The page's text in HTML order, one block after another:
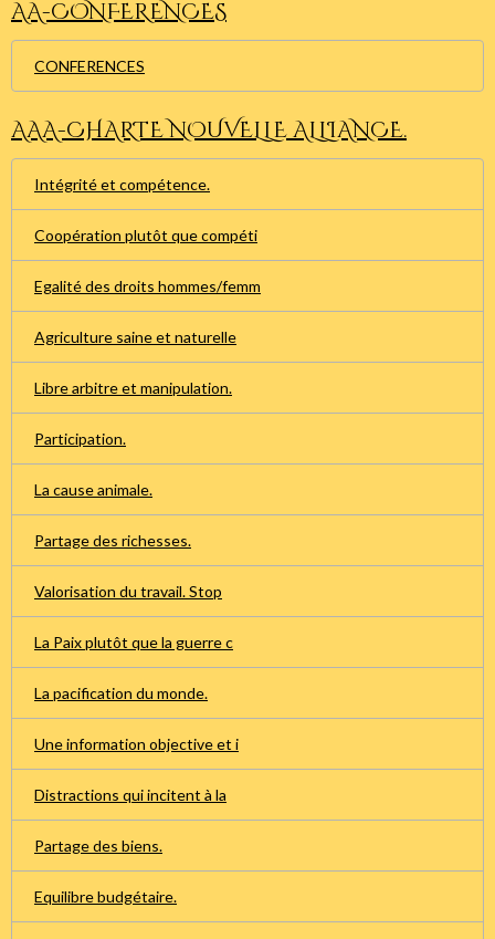
AA-CONFERENCES
CONFERENCES
AAA-CHARTE NOUVELLE ALLIANCE.
Intégrité et compétence.
Coopération plutôt que compéti
Egalité des droits hommes/femm
Agriculture saine et naturelle
Libre arbitre et manipulation.
Participation.
La cause animale.
Partage des richesses.
Valorisation du travail. Stop
La Paix plutôt que la guerre c
La pacification du monde.
Une information objective et i
Distractions qui incitent à la
Partage des biens.
Equilibre budgétaire.